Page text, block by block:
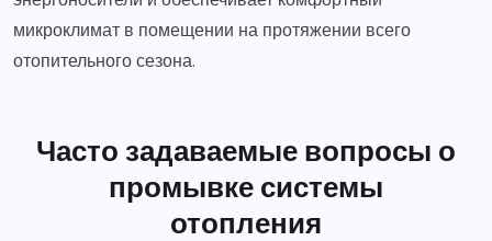
микроклимат в помещении на протяжении всего
отопительного сезона.
Часто задаваемые вопросы о
промывке системы
отопления